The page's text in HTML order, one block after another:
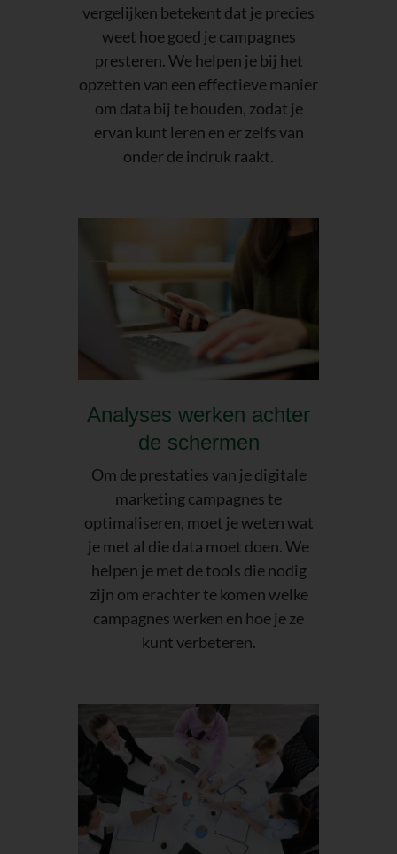
vergelijken betekent dat je precies
weet hoe goed je campagnes
presteren. We helpen je bij het
opzetten van een effectieve manier
om data bij te houden, zodat je
ervan kunt leren en er zelfs van
onder de indruk raakt.
Analyses werken achter
de schermen
Om de prestaties van je digitale
marketing campagnes te
optimaliseren, moet je weten wat
je met al die data moet doen. We
helpen je met de tools die nodig
zijn om erachter te komen welke
campagnes werken en hoe je ze
kunt verbeteren.